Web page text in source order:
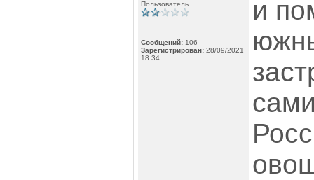
Пользователь
Сообщений: 106
Зарегистрирован: 28/09/2021
18:34
и